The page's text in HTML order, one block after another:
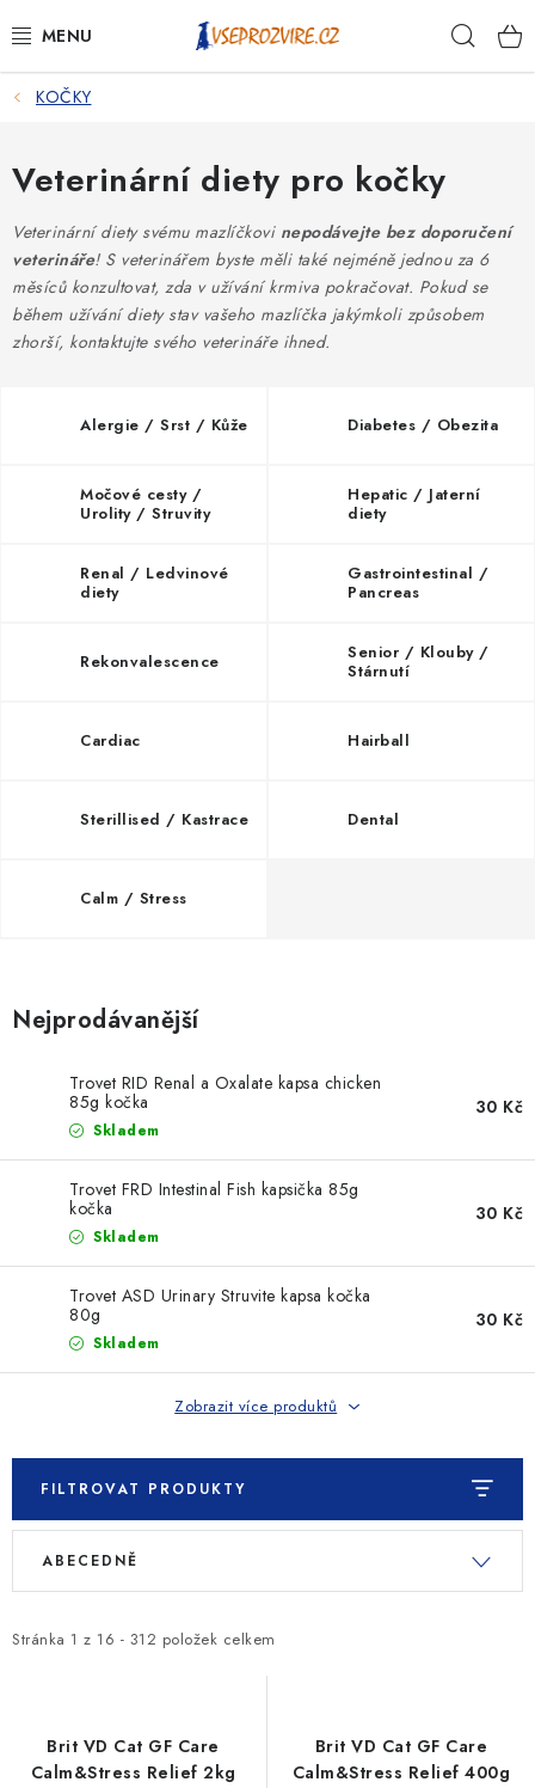
na
PSI
KOČKY
KONĚ
ANTIPARAZITIKA
PRO CHOVATELE
NA NEMOCI
ZNAČKY
Ceník dopravy Kontakty
Obchodní podmínky
KOČKY
Veterinární diety pro kočky
Veterinární diety svému mazlíčkovi nepodávejte bez doporučení
veterináře! S veterinářem byste měli také nejméně jednou za 6
měsíců konzultovat, zda v užívání krmiva pokračovat. Pokud se
během užívání diety stav vašeho mazlíčka jakýmkoli způsobem
zhorší, kontaktujte svého veterináře ihned.
Alergie / Srst / Kůže Diabetes / Obezita
Močové cesty /
Urolity / Struvity
Hepatic / Jaterní
diety
Renal / Ledvinové
diety
Gastrointestinal /
Pancreas
Rekonvalescence
Senior / Klouby /
Stárnutí
Cardiac Hairball
Sterillised / Kastrace Dental
Calm / Stress
Nejprodávanější
Trovet RID Renal a Oxalate kapsa chicken
85g kočka
Skladem
30 Kč
Trovet FRD Intestinal Fish kapsička 85g
kočka
Skladem
30 Kč
Trovet ASD Urinary Struvite kapsa kočka
80g
Skladem
30 Kč
Zobrazit více produktů
FILTROVAT PRODUKTY
V
i
Stránka 1 z 16 - 312 položek celkem
Ř
e
ABECEDNĚ
Brit VD Cat GF Care
Calm&Stress Relief 2kg
Brit VD Cat GF Care
Calm&Stress Relief 400g